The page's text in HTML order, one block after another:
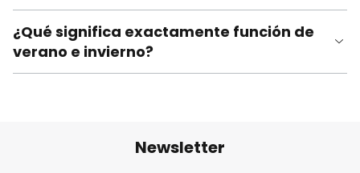
¿Qué significa exactamente función de
verano e invierno?
Newsletter